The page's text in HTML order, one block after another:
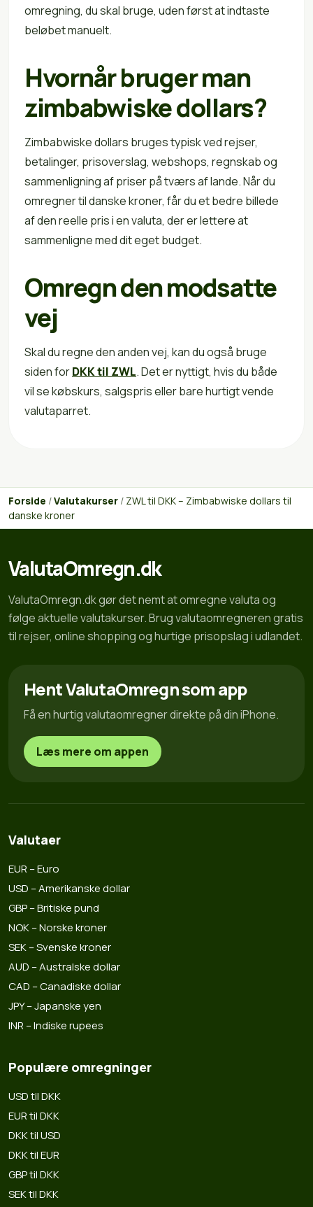
omregning, du skal bruge, uden først at indtaste
beløbet manuelt.
Hvornår bruger man
zimbabwiske dollars?
Zimbabwiske dollars bruges typisk ved rejser,
betalinger, prisoverslag, webshops, regnskab og
sammenligning af priser på tværs af lande. Når du
omregner til danske kroner, får du et bedre billede
af den reelle pris i en valuta, der er lettere at
sammenligne med dit eget budget.
Omregn den modsatte
vej
Skal du regne den anden vej, kan du også bruge
siden forDKK til ZWL. Det er nyttigt, hvis du både
vil se købskurs, salgspris eller bare hurtigt vende
valutaparret.
Forside /Valutakurser / ZWL til DKK – Zimbabwiske dollars til
danske kroner
ValutaOmregn.dk
ValutaOmregn.dk gør det nemt at omregne valuta og
følge aktuelle valutakurser. Brug valutaomregneren gratis
til rejser, online shopping og hurtige prisopslag i udlandet.
Hent ValutaOmregn som app
Få en hurtig valutaomregner direkte på din iPhone.
Læs mere om appen
Valutaer
EUR – Euro
USD – Amerikanske dollar
GBP – Britiske pund
NOK – Norske kroner
SEK – Svenske kroner
AUD – Australske dollar
CAD – Canadiske dollar
JPY – Japanske yen
INR – Indiske rupees
Populære omregninger
USD til DKK
EUR til DKK
DKK til USD
DKK til EUR
GBP til DKK
SEK til DKK